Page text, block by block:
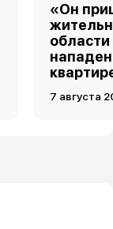
«Он
7 августа